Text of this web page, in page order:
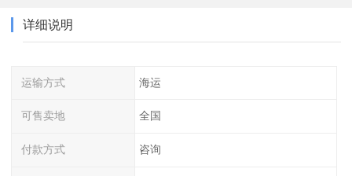
详细说明
运输方式 海运
可售卖地 全国
付款方式 咨询